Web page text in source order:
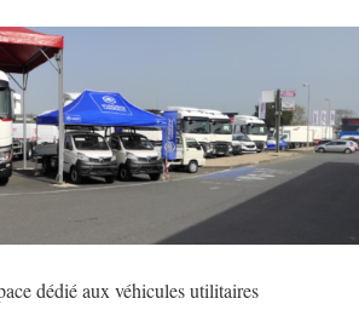
dédié aux véhicules utilitaires